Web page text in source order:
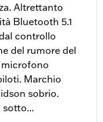
Altrettanto
Bluetooth 5.1
controllo
del rumore del
Marchio
sobrio.